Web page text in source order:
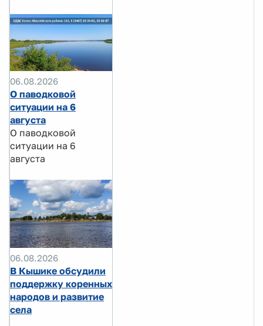
06.08.2026
О паводковой
ситуации на 6
августа
О паводковой
ситуации на 6
августа
06.08.2026
В Кышике обсудили
поддержку коренных
народов и развитие
села